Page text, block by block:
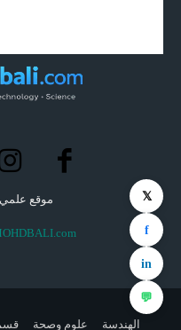
موقع
الهندسة
علوم وصحة قسم
𝕏
f
in
💬